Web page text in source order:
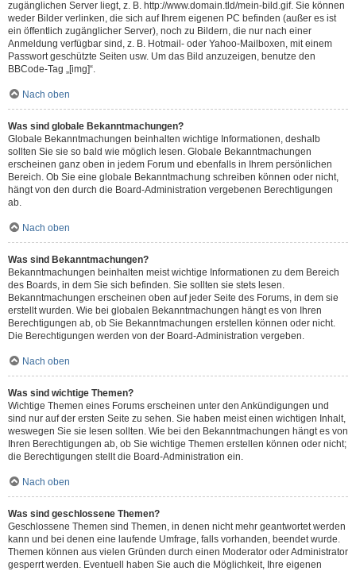
zugänglichen Server liegt, z. B. http://www.domain.tld/mein-bild.gif. Sie können
weder Bilder verlinken, die sich auf Ihrem eigenen PC befinden (außer es ist
ein öffentlich zugänglicher Server), noch zu Bildern, die nur nach einer
Anmeldung verfügbar sind, z. B. Hotmail- oder Yahoo-Mailboxen, mit einem
Passwort geschützte Seiten usw. Um das Bild anzuzeigen, benutze den
BBCode-Tag „[img]“.
Nach oben
Was sind globale Bekanntmachungen?
Globale Bekanntmachungen beinhalten wichtige Informationen, deshalb
sollten Sie sie so bald wie möglich lesen. Globale Bekanntmachungen
erscheinen ganz oben in jedem Forum und ebenfalls in Ihrem persönlichen
Bereich. Ob Sie eine globale Bekanntmachung schreiben können oder nicht,
hängt von den durch die Board-Administration vergebenen Berechtigungen
ab.
Nach oben
Was sind Bekanntmachungen?
Bekanntmachungen beinhalten meist wichtige Informationen zu dem Bereich
des Boards, in dem Sie sich befinden. Sie sollten sie stets lesen.
Bekanntmachungen erscheinen oben auf jeder Seite des Forums, in dem sie
erstellt wurden. Wie bei globalen Bekanntmachungen hängt es von Ihren
Berechtigungen ab, ob Sie Bekanntmachungen erstellen können oder nicht.
Die Berechtigungen werden von der Board-Administration vergeben.
Nach oben
Was sind wichtige Themen?
Wichtige Themen eines Forums erscheinen unter den Ankündigungen und
sind nur auf der ersten Seite zu sehen. Sie haben meist einen wichtigen Inhalt,
weswegen Sie sie lesen sollten. Wie bei den Bekanntmachungen hängt es von
Ihren Berechtigungen ab, ob Sie wichtige Themen erstellen können oder nicht;
die Berechtigungen stellt die Board-Administration ein.
Nach oben
Was sind geschlossene Themen?
Geschlossene Themen sind Themen, in denen nicht mehr geantwortet werden
kann und bei denen eine laufende Umfrage, falls vorhanden, beendet wurde.
Themen können aus vielen Gründen durch einen Moderator oder Administrator
gesperrt werden. Eventuell haben Sie auch die Möglichkeit, Ihre eigenen